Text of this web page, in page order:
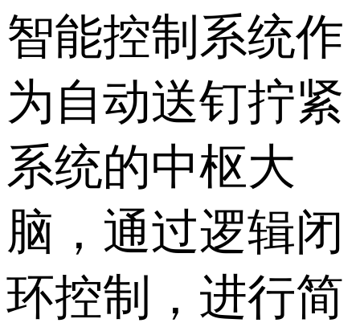
智能控制系统作
为自动送钉拧紧
系统的中枢大
脑，通过逻辑闭
环控制，进行简